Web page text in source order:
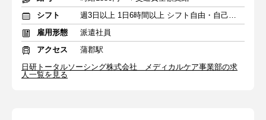
シフト
週3日以上 1日6時間以上 シフト自由・自己申告
雇用形態
派遣社員
アクセス
蒲郡駅
日研トータルソーシング株式会社 メディカルケア事業部の求
人一覧を見る